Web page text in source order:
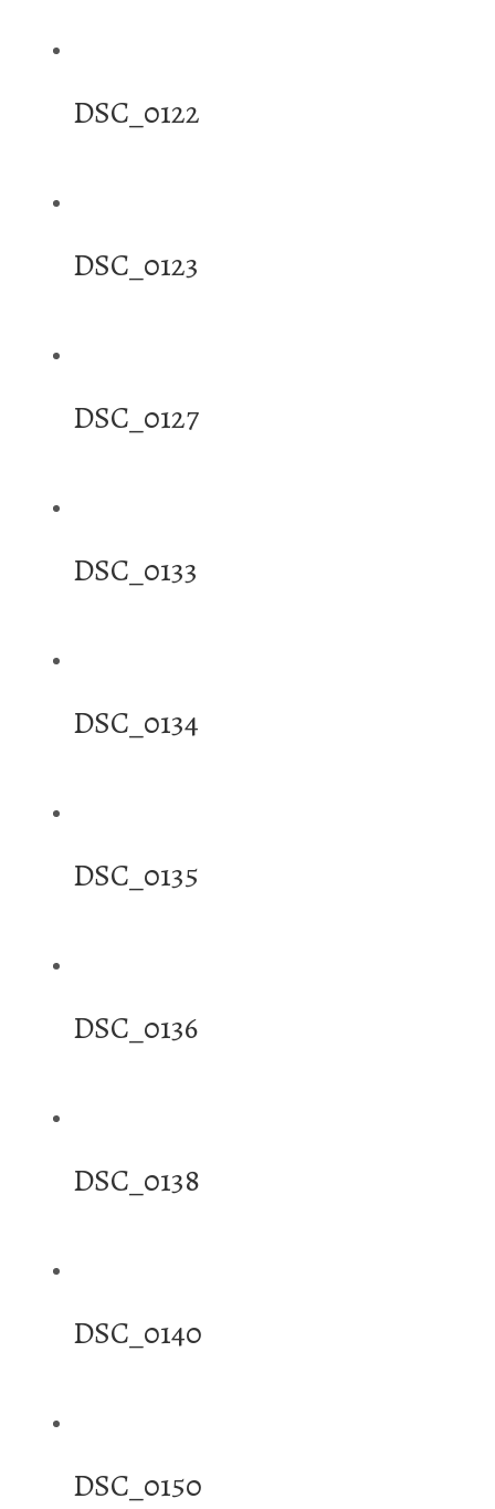
DSC_0122
DSC_0123
DSC_0127
DSC_0133
DSC_0134
DSC_0135
DSC_0136
DSC_0138
DSC_0140
DSC_0150